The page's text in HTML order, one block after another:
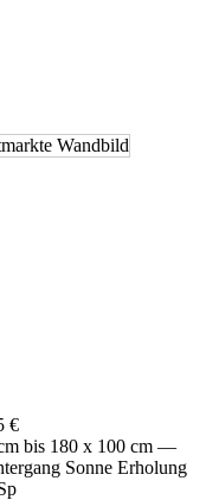
€
bis 180 x 100 cm —
Sonne Erholung